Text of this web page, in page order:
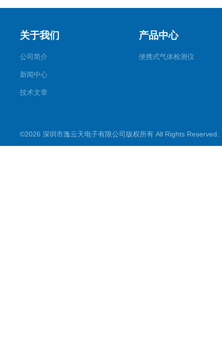
关于我们
公司简介
新闻中心
技术文章
产品中心
便携式气体检测仪
©2026 深圳市逸云天电子有限公司版权所有 All Rights